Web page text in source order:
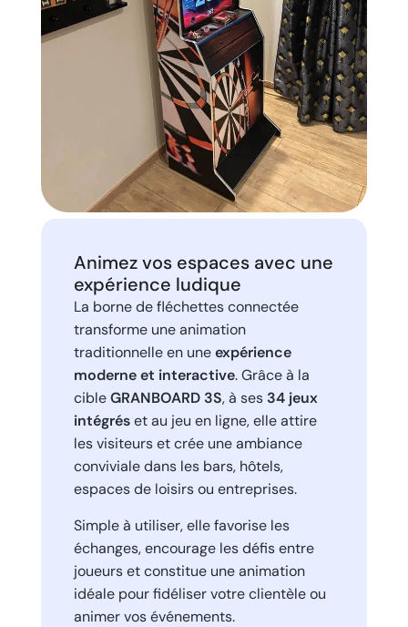
Animez vos espaces avec une
expérience ludique
La borne de fléchettes connectée
transforme une animation
traditionnelle en uneexpérience
moderne et interactive. Grâce à la
cibleGRANBOARD 3S, à ses 34 jeux
intégréset au jeu en ligne, elle attire
les visiteurs et crée une ambiance
conviviale dans les bars, hôtels,
espaces de loisirs ou entreprises.
Simple à utiliser, elle favorise les
échanges, encourage les défis entre
joueurs et constitue une animation
idéale pour fidéliser votre clientèle ou
animer vos événements.